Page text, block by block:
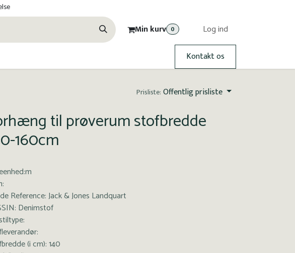
Min kurv 0
Log ind
Kontakt os
Prisliste: Offentlig prisliste
til prøverum stofbredde
160cm
Reference: Jack & Jones Landquart
Denimstof
(i cm): 140